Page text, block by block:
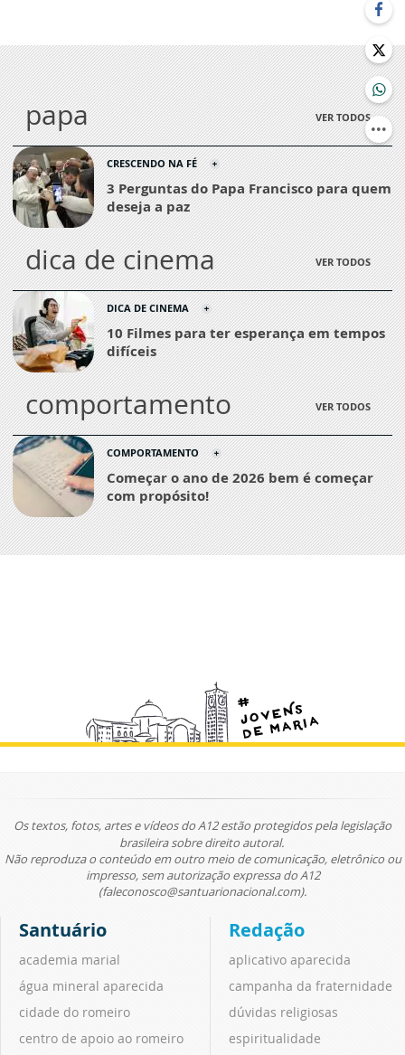
papa VER TODOS
CRESCENDO NA FÉ
3 Perguntas do Papa Francisco para quem
deseja a paz
dica de cinema VER TODOS
DICA DE CINEMA
10 Filmes para ter esperança em tempos
difíceis
comportamento VER TODOS
COMPORTAMENTO
Começar o ano de 2026 bem é começar
com propósito!
Os textos, fotos, artes e vídeos do A12 estão protegidos pela legislação
brasileira sobre direito autoral.
Não reproduza o conteúdo em outro meio de comunicação, eletrônico ou
impresso, sem autorização expressa do A12
(faleconosco@santuarionacional.com).
Santuário
academia marial
água mineral aparecida
cidade do romeiro
centro de apoio ao romeiro
Redação
aplicativo aparecida
campanha da fraternidade
dúvidas religiosas
espiritualidade